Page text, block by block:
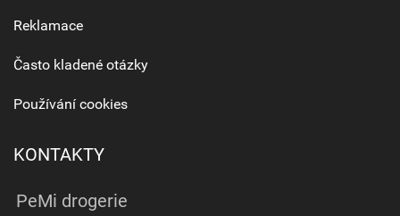
Reklamace
Často kladené otázky
Používání cookies
KONTAKTY
PeMi drogerie